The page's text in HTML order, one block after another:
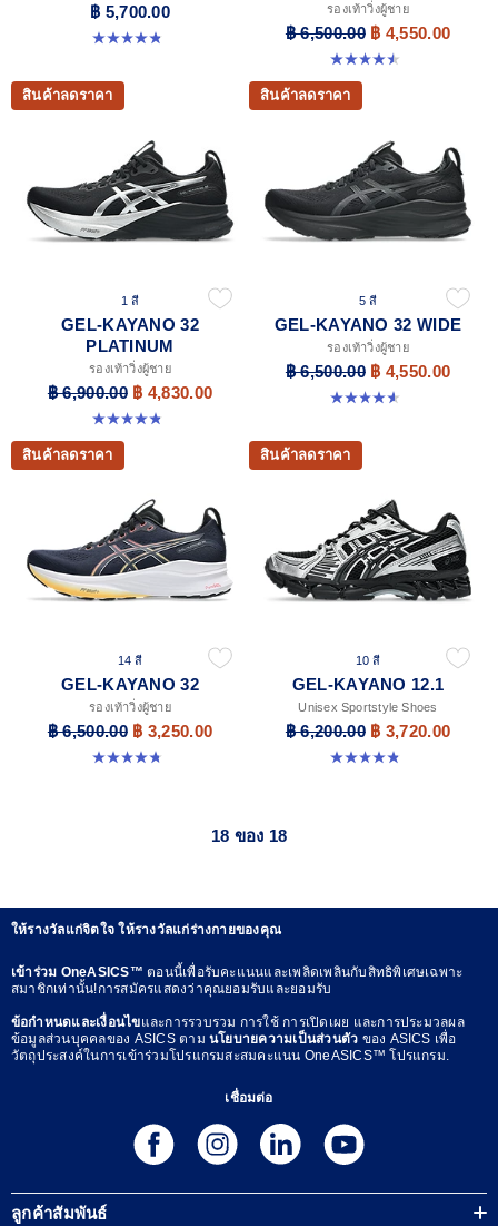
฿ 5,700.00
4.9 จาก 5 ดาว 1162 รีวิว
รองเท้าวิ่งผู้ชาย
฿ 6,500.00 ฿ 4,550.00
4.5 จาก 5 ดาว 142 รีวิว
สินค้าลดราคา
1 สี
GEL-KAYANO 32
PLATINUM
รองเท้าวิ่งผู้ชาย
฿ 6,900.00 ฿ 4,830.00
4.8 จาก 5 ดาว 53 รีวิว
สินค้าลดราคา
5 สี
GEL-KAYANO 32 WIDE
รองเท้าวิ่งผู้ชาย
฿ 6,500.00 ฿ 4,550.00
4.6 จาก 5 ดาว 64 รีวิว
สินค้าลดราคา
14 สี
GEL-KAYANO 32
รองเท้าวิ่งผู้ชาย
฿ 6,500.00 ฿ 3,250.00
4.8 จาก 5 ดาว 532 รีวิว
สินค้าลดราคา
10 สี
GEL-KAYANO 12.1
Unisex Sportstyle Shoes
฿ 6,200.00 ฿ 3,720.00
4.8 จาก 5 ดาว 208 รีวิว
18 ของ 18
ให้รางวัลแก่จิตใจ ให้รางวัลแก่ร่างกายของคุณ
เข้าร่วม OneASICS™ตอนนี้เพื่อรับคะแนนและเพลิดเพลินกับสิทธิพิเศษเฉพาะ
สมาชิกเท่านั้น!การสมัครแสดงว่าคุณยอมรับและยอมรับ
ข้อกำหนดและเงื่อนไขและการรวบรวม การใช้ การเปิดเผย และการประมวลผล
ข้อมูลส่วนบุคคลของ ASICS ตาม นโยบายความเป็นส่วนตัว ของ ASICS เพื่อ
วัตถุประสงค์ในการเข้าร่วมโปรแกรมสะสมคะแนน OneASICS™ โปรแกรม.
เชื่อมต่อ
ลูกค้าสัมพันธ์